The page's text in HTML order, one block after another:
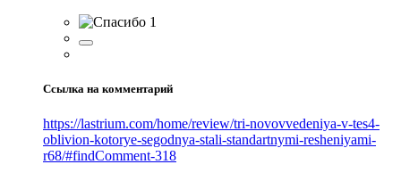
1
Ссылка на комментарий
https://lastrium.com/home/review/tri-novovvedeniya-v-tes4-
oblivion-kotorye-segodnya-stali-standartnymi-resheniyami-
r68/#findComment-318